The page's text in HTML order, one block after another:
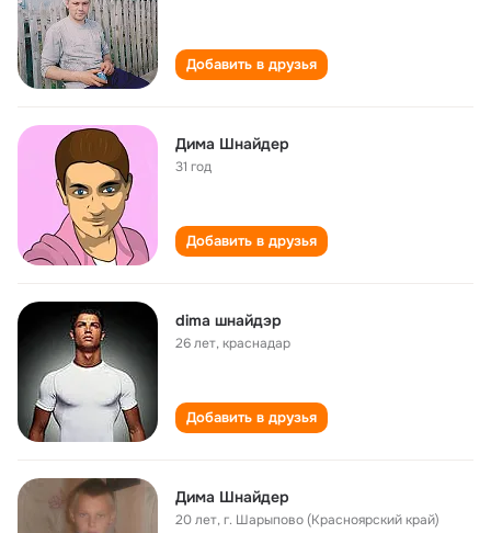
Добавить в друзья
Дима Шнайдер
31 год
Добавить в друзья
dima шнайдэр
26 лет,краснадар
Добавить в друзья
Дима Шнайдер
20 лет,г. Шарыпово (Красноярский край)